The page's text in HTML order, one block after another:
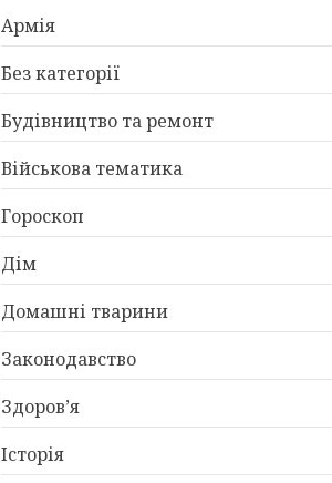
Армія
Без категорії
Будівництво та ремонт
Військова тематика
Гороскоп
Дім
Домашні тварини
Законодавство
Здоров’я
Історія